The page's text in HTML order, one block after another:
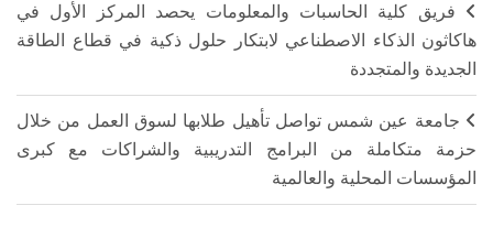
فريق كلية الحاسبات والمعلومات يحصد المركز الأول في
هاكاثون الذكاء الاصطناعي لابتكار حلول ذكية في قطاع الطاقة
الجديدة والمتجددة
جامعة عين شمس تواصل تأهيل طلابها لسوق العمل من خلال
حزمة متكاملة من البرامج التدريبية والشراكات مع كبرى
المؤسسات المحلية والعالمية